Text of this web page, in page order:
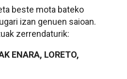
beste mota bateko
izan genuen saioan.
zerrendaturik:
ENARA, LORETO,